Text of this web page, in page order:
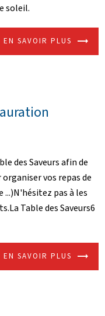
soleil.
EN SAVOIR PLUS
des Saveurs afin de
vos repas de
pas à les
Table des Saveurs6
EN SAVOIR PLUS